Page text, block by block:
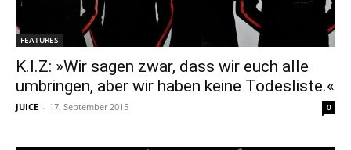
FEATURES
K.I.Z: »Wir sagen zwar, dass wir euch alle
umbringen, aber wir haben keine Todesliste.«
JUICE - 17. September 2015 0